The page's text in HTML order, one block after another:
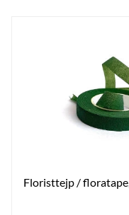
Floristtejp /